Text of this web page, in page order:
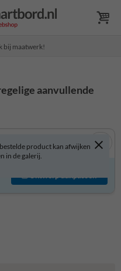
bij maatwerk!
aanvullende
product kan afwijken
in de galerij.
Ontwerp aanpassen